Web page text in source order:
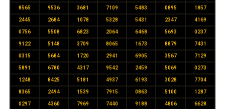
8565 9536 3681 7109 5483 0895 1857
2445 2684 1078 5328 5431 2347 4169
0756 5508 6823 2064 6468 5693 0237
9122 5148 3709 8065 1673 8879 7431
0315 5684 1720 2941 6905 3567 7129
5891 6780 4317 9542 2459 5069 0273
1248 8425 5181 4937 6193 3028 7704
8365 2494 1539 7915 0863 5100 1287
0297 4360 7969 7440 9188 4806 6628